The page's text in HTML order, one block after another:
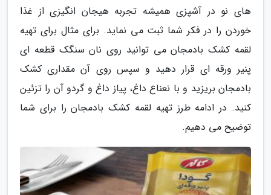
های نو در آشپزی همیشه تجربه هیجان انگیزی از غذا
خوردن را در فکر شما ثبت می نماید. برای مثال برای تهیه
لقمه کشک بادمجان می توانید روی نان سنگک قطعه ای
پنیر ورقه ای قرار دهید و سپس روی آن مقداری کشک
بادمجان بریزید و با نعناع داغ، پیاز داغ و گردو آن را تزئین
کنید. در ادامه طرز تهیه لقمه کشک بادمجان را برای شما
توضیح می دهیم.